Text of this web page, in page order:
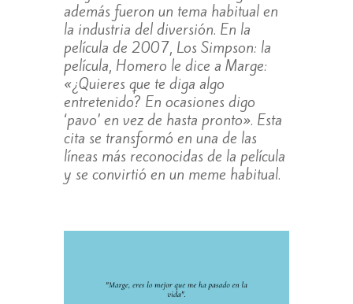
además fueron un tema habitual en
la industria del diversión. En la
película de 2007, Los Simpson: la
película, Homero le dice a Marge:
«¿Quieres que te diga algo
entretenido? En ocasiones digo
‘pavo’ en vez de hasta pronto». Esta
cita se transformó en una de las
líneas más reconocidas de la película
y se convirtió en un meme habitual.